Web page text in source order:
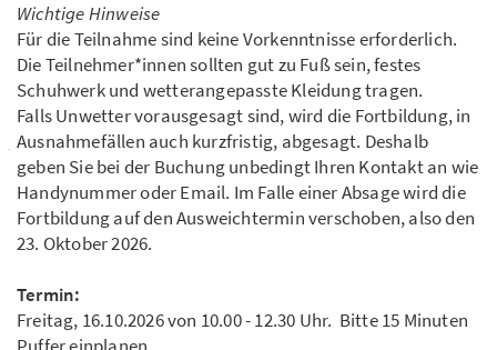
Wichtige Hinweise
Für die Teilnahme sind keine Vorkenntnisse erforderlich.
Die Teilnehmer*innen sollten gut zu Fuß sein, festes
Schuhwerk und wetterangepasste Kleidung tragen.
Falls Unwetter vorausgesagt sind, wird die Fortbildung, in
Ausnahmefällen auch kurzfristig, abgesagt. Deshalb
geben Sie bei der Buchung unbedingt Ihren Kontakt an wie
Handynummer oder Email. Im Falle einer Absage wird die
Fortbildung auf den Ausweichtermin verschoben, also den
23. Oktober 2026.
Termin:
Freitag, 16.10.2026 von 10.00 - 12.30 Uhr. Bitte 15 Minuten